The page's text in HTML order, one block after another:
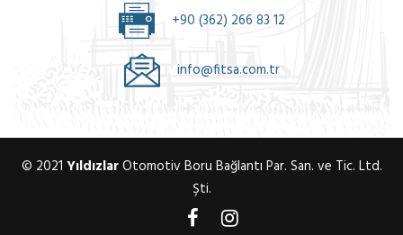
+90 (362) 266 83 12
info@fitsa.com.tr
© 2021 YıldızlarOtomotiv Boru Bağlantı Par. San. ve Tic. Ltd.
Şti.